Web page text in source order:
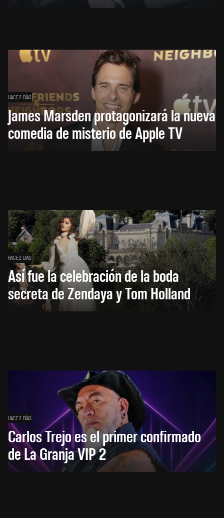
HACE 2 DÍAS
James Marsden protagonizará la nueva
comedia de misterio de Apple TV
HACE 2 DÍAS
Así fue la celebración de la boda
secreta de Zendaya y Tom Holland
HACE 2 DÍAS
Carlos Trejo es el primer confirmado
de La Granja VIP 2